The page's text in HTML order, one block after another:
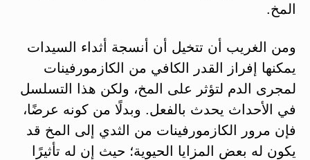
المخ.
ومن الغريب أن تتخيل أن أنسجة أثداء السيدات
يمكنها إفراز القدر الكافي من الكازمورفينات
لمجرى الدم لتؤثر على المخ، ولكن هذا التسلسل
في الأحداث يحدث بالفعل. وبدلًا من كونه عرضًا،
فإن مرور الكازمورفينات من الثدي إلى المخ قد
يكون له بعض المزايا الحيوية؛ حيث إن له تأثيرًا